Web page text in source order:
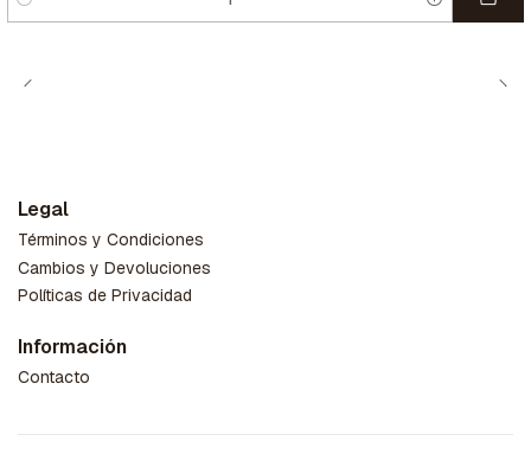
Cantidad
Legal
Términos y Condiciones
Cambios y Devoluciones
Políticas de Privacidad
Información
Contacto